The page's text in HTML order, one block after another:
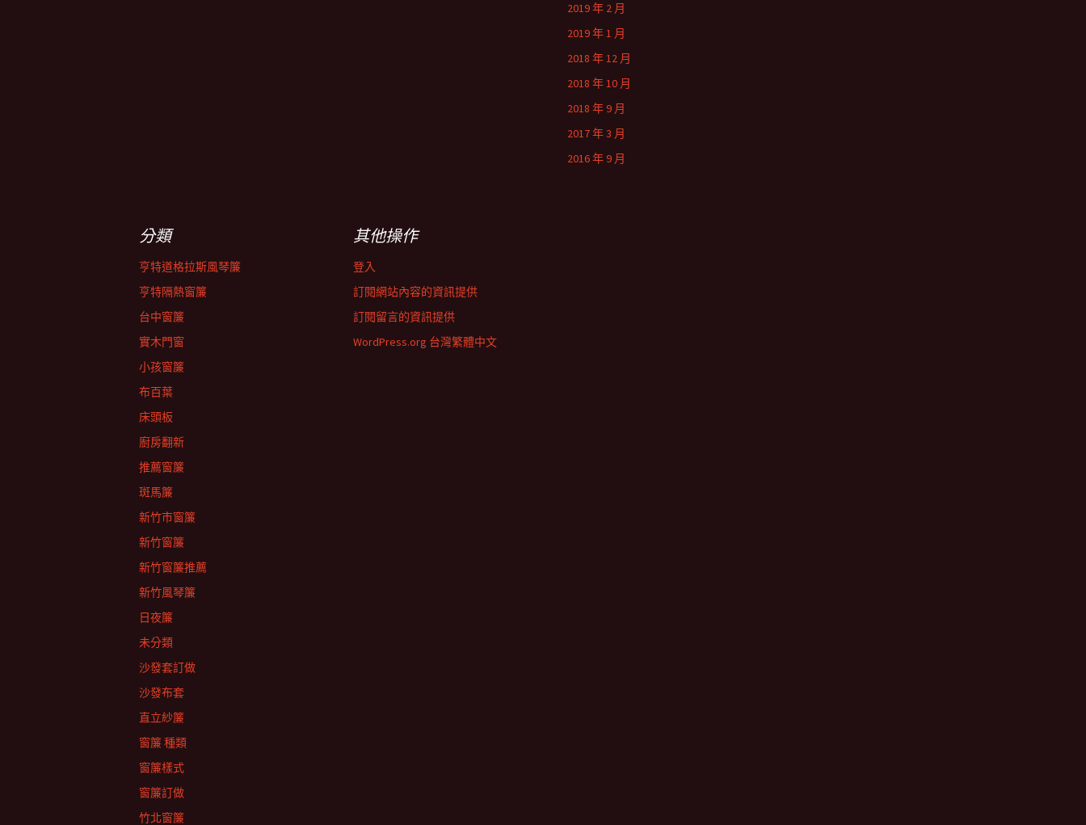
2019 年 2 月
2019 年 1 月
2018 年 12 月
2018 年 10 月
2018 年 9 月
2017 年 3 月
2016 年 9 月
分類
亨特道格拉斯風琴簾
亨特隔熱窗簾
台中窗簾
實木門窗
小孩窗簾
布百葉
床頭板
廚房翻新
推薦窗簾
斑馬簾
新竹市窗簾
新竹窗簾
新竹窗簾推薦
新竹風琴簾
日夜簾
未分類
沙發套訂做
沙發布套
直立紗簾
窗簾 種類
窗簾樣式
窗簾訂做
竹北窗簾
其他操作
登入
訂閱網站內容的資訊提供
訂閱留言的資訊提供
WordPress.org 台灣繁體中文